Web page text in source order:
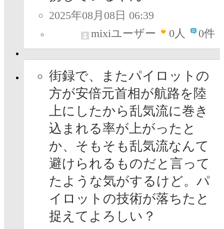
2025年08月08日 06:39
mixiユーザー
0人 0件
街録で、またパイロットの
方が安倍元首相が航路を陸
上にしたから乱気流に巻き
込まれる率が上がったと
か、そもそも乱気流なんて
避けられるものだと言って
たような気がするけど。パ
イロットの技術が落ちたと
捉えてよろしい？